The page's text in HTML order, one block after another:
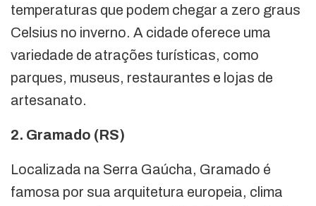
temperaturas que podem chegar a zero graus
Celsius no inverno. A cidade oferece uma
variedade de atrações turísticas, como
parques, museus, restaurantes e lojas de
artesanato.
2. Gramado (RS)
Localizada na Serra Gaúcha, Gramado é
famosa por sua arquitetura europeia, clima